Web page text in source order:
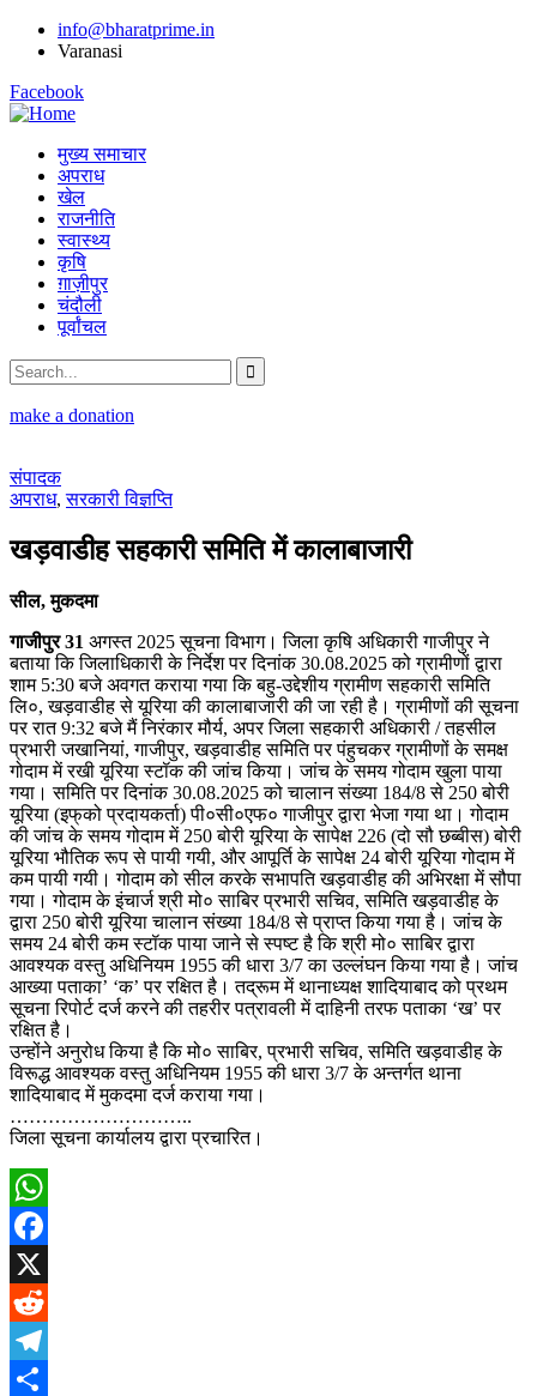
info@bharatprime.in
Varanasi
Facebook
मुख्य समाचार
अपराध
खेल
राजनीति
स्वास्थ्य
कृषि
ग़ाज़ीपुर
चंदौली
पूर्वांचल
make a donation
संपादक
अपराध,सरकारी विज्ञप्ति
खड़वाडीह सहकारी समिति में कालाबाजारी
सील, मुकदमा
गाजीपुर 31 अगस्त 2025 सूचना विभाग। जिला कृषि अधिकारी गाजीपुर ने
बताया कि जिलाधिकारी के निर्देश पर दिनांक 30.08.2025 को ग्रामीणों द्वारा
शाम 5:30 बजे अवगत कराया गया कि बहु-उद्देशीय ग्रामीण सहकारी समिति
लि०, खड़वाडीह से यूरिया की कालाबाजारी की जा रही है। ग्रामीणों की सूचना
पर रात 9:32 बजे मैं निरंकार मौर्य, अपर जिला सहकारी अधिकारी / तहसील
प्रभारी जखानियां, गाजीपुर, खड़वाडीह समिति पर पंहुचकर ग्रामीणों के समक्ष
गोदाम में रखी यूरिया स्टॉक की जांच किया। जांच के समय गोदाम खुला पाया
गया। समिति पर दिनांक 30.08.2025 को चालान संख्या 184/8 से 250 बोरी
यूरिया (इफ्‌को प्रदायकर्ता) पी०सी०एफ० गाजीपुर द्वारा भेजा गया था। गोदाम
की जांच के समय गोदाम में 250 बोरी यूरिया के सापेक्ष 226 (दो सौ छब्बीस) बोरी
यूरिया भौतिक रूप से पायी गयी, और आपूर्ति के सापेक्ष 24 बोरी यूरिया गोदाम में
कम पायी गयी। गोदाम को सील करके सभापति खड़वाडीह की अभिरक्षा में सौपा
गया। गोदाम के इंचार्ज श्री मो० साबिर प्रभारी सचिव, समिति खड़वाडीह के
द्वारा 250 बोरी यूरिया चालान संख्या 184/8 से प्राप्त किया गया है। जांच के
समय 24 बोरी कम स्टॉक पाया जाने से स्पष्ट है कि श्री मो० साबिर द्वारा
आवश्यक वस्तु अधिनियम 1955 की धारा 3/7 का उल्लंघन किया गया है। जांच
आख्या पताका’ ‘क’ पर रक्षित है। तद्रूम में थानाध्यक्ष शादियाबाद को प्रथम
सूचना रिपोर्ट दर्ज करने की तहरीर पत्रावली में दाहिनी तरफ पताका ‘ख’ पर
रक्षित है।
उन्होंने अनुरोध किया है कि मो० साबिर, प्रभारी सचिव, समिति खड़वाडीह के
विरूद्ध आवश्यक वस्तु अधिनियम 1955 की धारा 3/7 के अन्तर्गत थाना
शादियाबाद में मुकदमा दर्ज कराया गया।
………………………..
जिला सूचना कार्यालय द्वारा प्रचारित।
WhatsApp
Facebook
X
Reddit
Telegram